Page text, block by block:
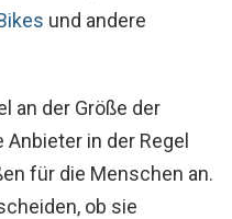
und andere
an der Größe der
Anbieter in der Regel
für die Menschen an.
ob sie